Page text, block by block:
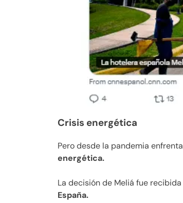
Crisis energética
Pero desde la pandemia enfrenta
energética.
La decisión de Meliá fue recibida
España.